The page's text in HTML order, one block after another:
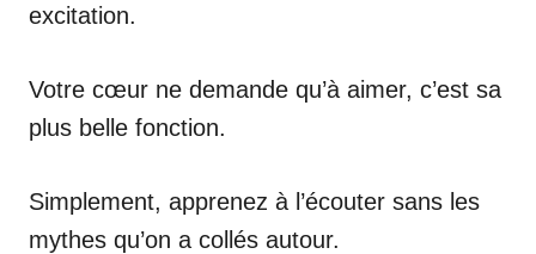
excitation.
Votre cœur ne demande qu’à aimer, c’est sa
plus belle fonction.
Simplement, apprenez à l’écouter sans les
mythes qu’on a collés autour.